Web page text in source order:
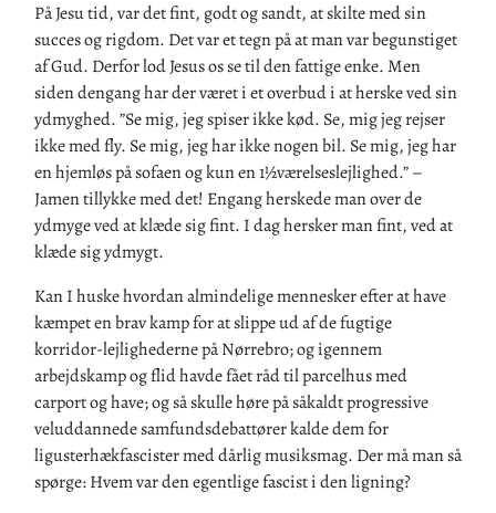
På Jesu tid, var det fint, godt og sandt, at skilte med sin
succes og rigdom. Det var et tegn på at man var begunstiget
af Gud. Derfor lod Jesus os se til den fattige enke. Men
siden dengang har der været i et overbud i at herske ved sin
ydmyghed. ”Se mig, jeg spiser ikke kød. Se, mig jeg rejser
ikke med fly. Se mig, jeg har ikke nogen bil. Se mig, jeg har
en hjemløs på sofaen og kun en 1½værelseslejlighed.” –
Jamen tillykke med det! Engang herskede man over de
ydmyge ved at klæde sig fint. I dag hersker man fint, ved at
klæde sig ydmygt.
Kan I huske hvordan almindelige mennesker efter at have
kæmpet en brav kamp for at slippe ud af de fugtige
korridor-lejlighederne på Nørrebro; og igennem
arbejdskamp og flid havde fået råd til parcelhus med
carport og have; og så skulle høre på såkaldt progressive
veluddannede samfundsdebattører kalde dem for
ligusterhækfascister med dårlig musiksmag. Der må man så
spørge: Hvem var den egentlige fascist i den ligning?